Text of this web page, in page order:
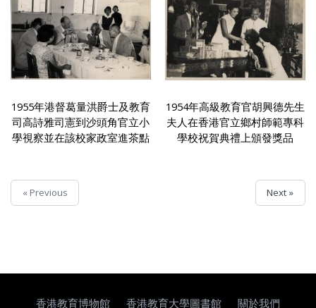
1955年港督葛量洪爵士及教育
司高詩雅司憲到沙頭角官立小
學視察並在該校家政室進茶點
1954年高級教育官胡興德先生
夫人在香港官立鄉村師範專科
學校祝賀典禮上頒發獎品
« Previous Next »
香港教育博物館 香港教育大學圖書館 關於我們